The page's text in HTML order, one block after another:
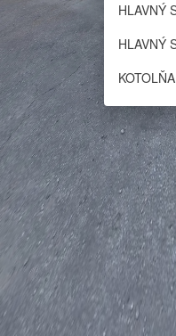
HLAVNÝ
HLAVNÝ
KOTOLŇA